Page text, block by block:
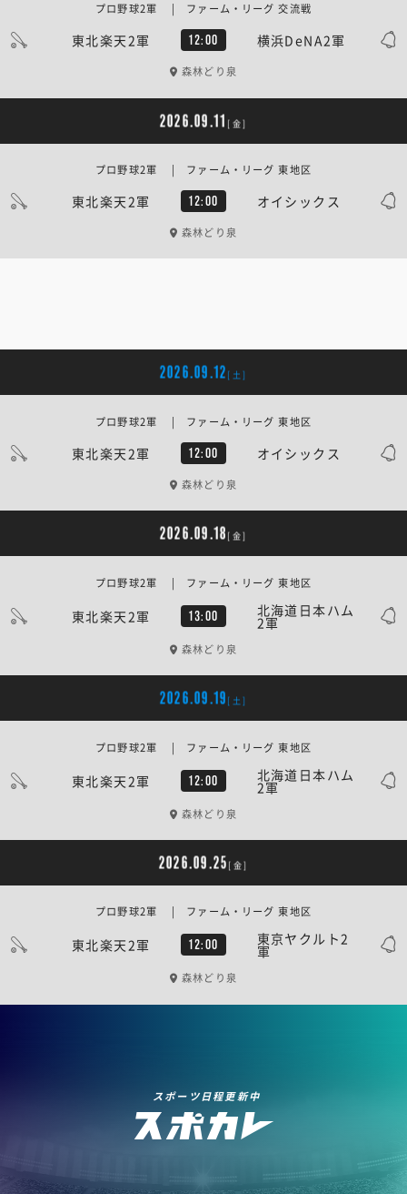
東北楽天2軍 12:00 横浜DeNA2軍
プロ野球2軍 | ファーム・リーグ 交流戦
森林どり泉
2026.09.11 [金]
東北楽天2軍 12:00 オイシックス
プロ野球2軍 | ファーム・リーグ 東地区
森林どり泉
2026.09.12 [土]
東北楽天2軍 12:00 オイシックス
プロ野球2軍 | ファーム・リーグ 東地区
森林どり泉
2026.09.18 [金]
東北楽天2軍 13:00 北海道日本ハム
2軍
プロ野球2軍 | ファーム・リーグ 東地区
森林どり泉
2026.09.19 [土]
東北楽天2軍 12:00 北海道日本ハム
2軍
プロ野球2軍 | ファーム・リーグ 東地区
森林どり泉
2026.09.25 [金]
東北楽天2軍 12:00 東京ヤクルト2
軍
プロ野球2軍 | ファーム・リーグ 東地区
森林どり泉
スポーツ日程更新中